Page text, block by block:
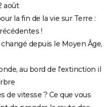
août
la fin de la vie sur Terre :
!
depuis le Moyen Âge,
au bord de l'extinction il
de vitesse ? Ce que vous